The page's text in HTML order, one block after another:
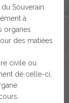
Souverain
à
organes
des matièes
civile ou
de celle-ci,